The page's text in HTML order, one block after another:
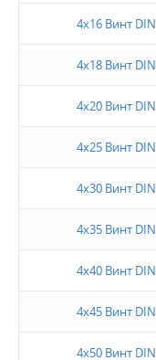
4х16 Винт
4х18 Винт
4х20 Винт
4х25 Винт
4х30 Винт
4х35 Винт
4х40 Винт
4х45 Винт
4х50 Винт